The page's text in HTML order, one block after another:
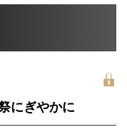
にぎやかに